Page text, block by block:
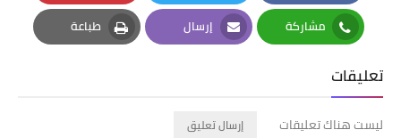
Facebook
Twitter
Pinterest
مشاركة
Whatsapp
إرسال
Email
طباعة
Print
تعليقات
ليست هناك تعليقات إرسال تعليق